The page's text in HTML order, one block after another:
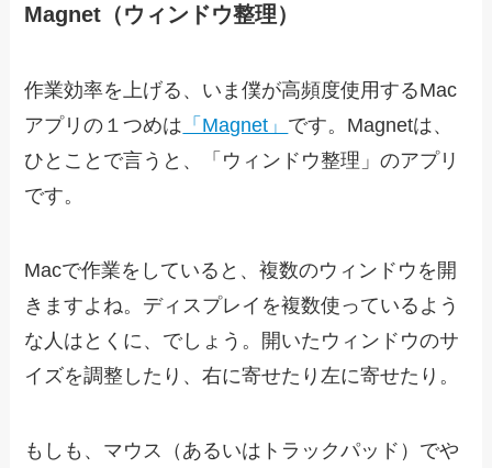
Magnet（ウィンドウ整理）
作業効率を上げる、いま僕が高頻度使用するMac
アプリの１つめは 「Magnet」 です。Magnetは、
ひとことで言うと、「ウィンドウ整理」のアプリ
です。
Macで作業をしていると、複数のウィンドウを開
きますよね。ディスプレイを複数使っているよう
な人はとくに、でしょう。開いたウィンドウのサ
イズを調整したり、右に寄せたり左に寄せたり。
もしも、マウス（あるいはトラックパッド）でや